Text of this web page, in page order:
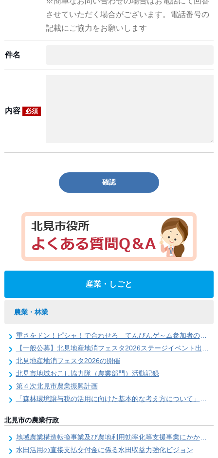
させていただく場合がございます。電話番号の
記載にご協力をお願いします
件名
内容 必須
確認
産業・しごと
農業・林業
重さをドン！ピシャ！で合わせろ てんびんゲ～ム参加者の募集（北見地産地消フェスタ2026）
【一般公募】北見地産地消フェスタ2026ステージイベント出演者の募集
北見地産地消フェスタ2026の開催
北見市地域おこし協力隊（農業部門）活動記録
第４次北見市農業振興計画
「森林環境譲与税の活用に向けた基本的な考え方について」を策定しました
北見市の農業行政
地域農業構造転換事業及び農地利用効率化等支援事業にかかる要望調査
水田活用の直接支払交付金に係る水田収益力強化ビジョン